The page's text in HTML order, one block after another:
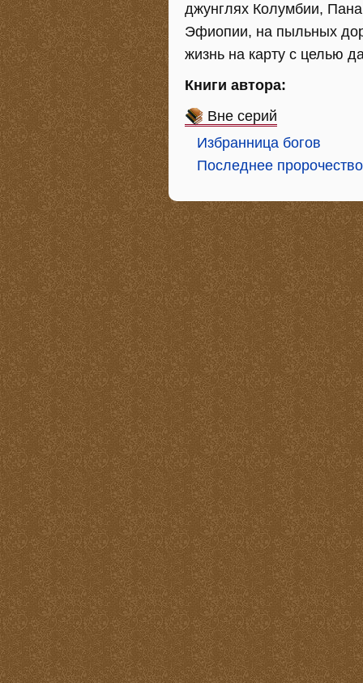
джунглях Колумбии,
Эфиопии, на пыльных
жизнь на карту с целью
Книги автора:
Вне серий
Избранница богов
Последнее пророчество